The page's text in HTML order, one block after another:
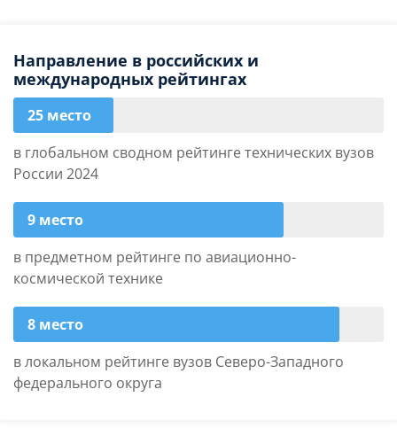
Направление в российских и
международных рейтингах
25 место
в глобальном сводном рейтинге технических вузов
России 2024
9 место
в предметном рейтинге по авиационно-
космической технике
8 место
в локальном рейтинге вузов Северо-Западного
федерального округа